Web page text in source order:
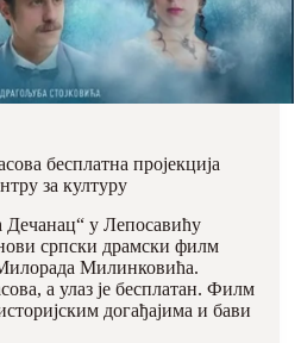
бесплатна пројекција
за културу
Дечанац“ у Лепосавићу
српски драмски филм
Милинковића.
а улаз је бесплатан. Филм
догађајима и бави